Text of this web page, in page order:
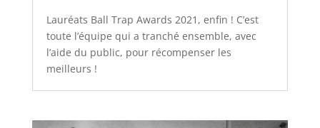
Lauréats Ball Trap Awards 2021, enfin ! C’est
toute l’équipe qui a tranché ensemble, avec
l’aide du public, pour récompenser les
meilleurs !